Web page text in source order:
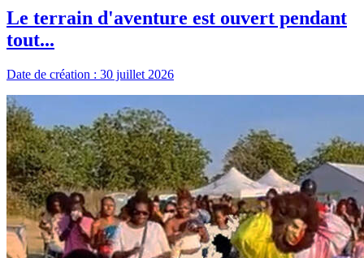
Le terrain d'aventure est ouvert pendant
tout...
Date de création : 30 juillet 2026